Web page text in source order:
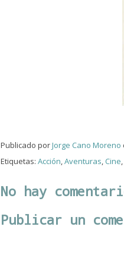
Publicado porJorge Cano Moreno
Etiquetas: Acción,Aventuras, Cine,
No hay
Publicar un